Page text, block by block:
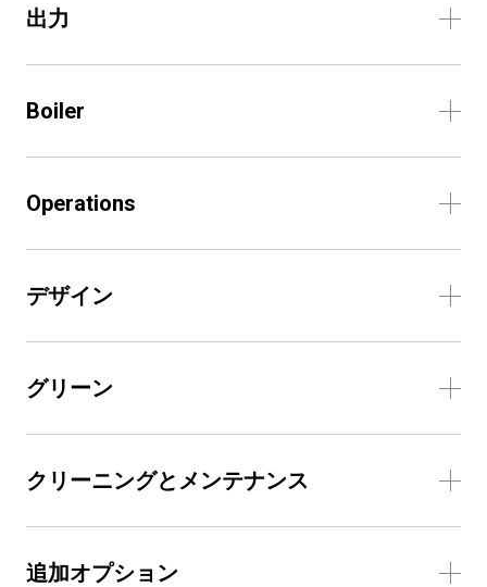
出力
Boiler
Operations
デザイン
グリーン
クリーニングとメンテナンス
追加オプション